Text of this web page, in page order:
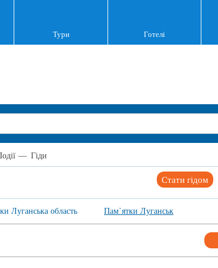
Тури Готелі
— Гіди
Стати гідом
Луганська область Пам`ятки Луганськ